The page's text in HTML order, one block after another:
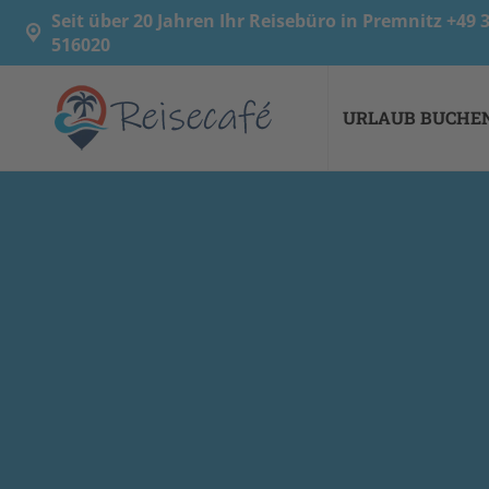
Seit über 20 Jahren Ihr Reisebüro in Premnitz +49
516020
URLAUB